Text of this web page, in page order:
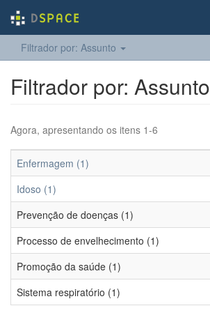
Filtrador por: Assunto
Filtrador por: Assunto
Agora, apresentando os itens 1-6
Enfermagem (1)
Idoso (1)
Prevenção de doenças (1)
Processo de envelhecimento (1)
Promoção da saúde (1)
Sistema respiratório (1)